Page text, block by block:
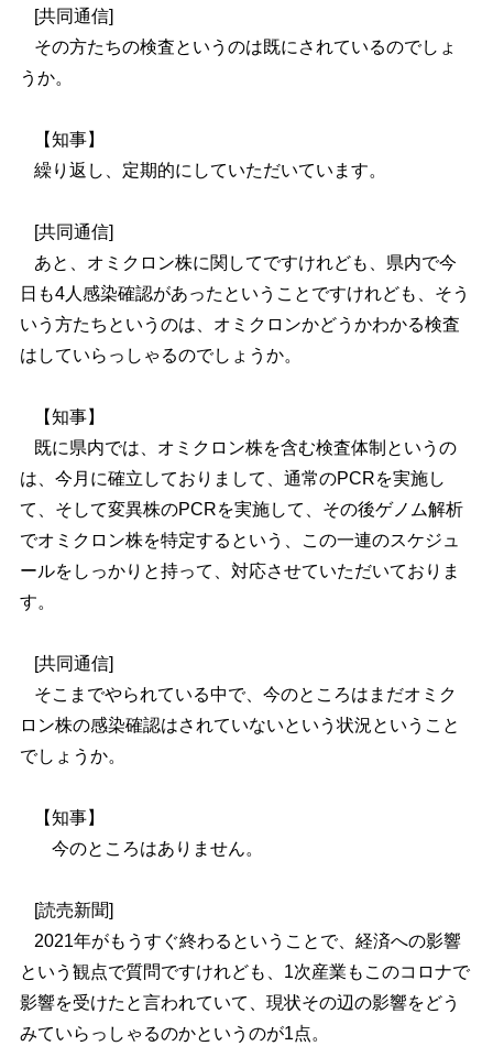
[共同通信]
その方たちの検査というのは既にされているのでしょ
うか。
【知事】
繰り返し、定期的にしていただいています。
[共同通信]
あと、オミクロン株に関してですけれども、県内で今
日も4人感染確認があったということですけれども、そう
いう方たちというのは、オミクロンかどうかわかる検査
はしていらっしゃるのでしょうか。
【知事】
既に県内では、オミクロン株を含む検査体制というの
は、今月に確立しておりまして、通常のPCRを実施し
て、そして変異株のPCRを実施して、その後ゲノム解析
でオミクロン株を特定するという、この一連のスケジュ
ールをしっかりと持って、対応させていただいておりま
す。
[共同通信]
そこまでやられている中で、今のところはまだオミク
ロン株の感染確認はされていないという状況ということ
でしょうか。
【知事】
今のところはありません。
[読売新聞]
2021年がもうすぐ終わるということで、経済への影響
という観点で質問ですけれども、1次産業もこのコロナで
影響を受けたと言われていて、現状その辺の影響をどう
みていらっしゃるのかというのが1点。